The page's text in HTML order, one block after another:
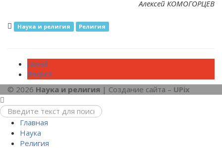
Алексей КОМОГОРЦЕВ
Наука и религия Религия
Назад
Вперед
© 2026 Наука и религия | Создание сайта – UPix
Главная
Наука
Религия